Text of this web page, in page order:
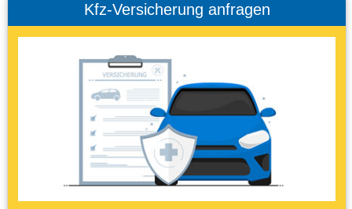
Kfz-Versicherung anfragen